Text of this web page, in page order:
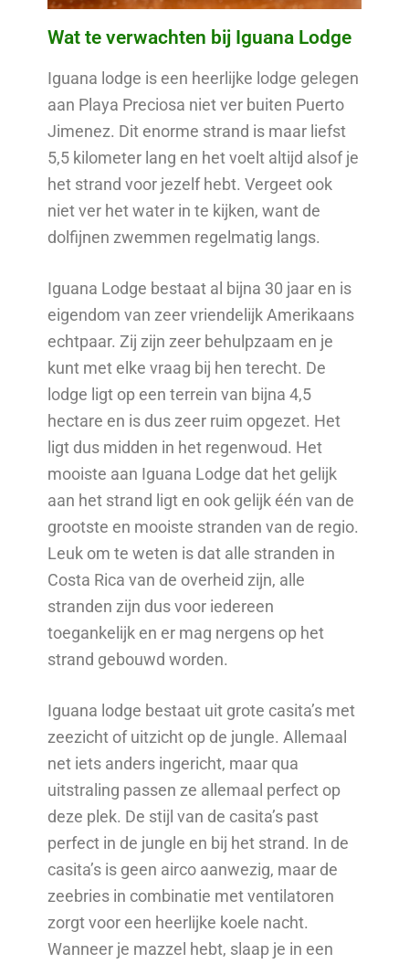
Wat te verwachten bij Iguana Lodge
Iguana lodge is een heerlijke lodge gelegen
aan Playa Preciosa niet ver buiten Puerto
Jimenez. Dit enorme strand is maar liefst
5,5 kilometer lang en het voelt altijd alsof je
het strand voor jezelf hebt. Vergeet ook
niet ver het water in te kijken, want de
dolfijnen zwemmen regelmatig langs.
Iguana Lodge bestaat al bijna 30 jaar en is
eigendom van zeer vriendelijk Amerikaans
echtpaar. Zij zijn zeer behulpzaam en je
kunt met elke vraag bij hen terecht. De
lodge ligt op een terrein van bijna 4,5
hectare en is dus zeer ruim opgezet. Het
ligt dus midden in het regenwoud. Het
mooiste aan Iguana Lodge dat het gelijk
aan het strand ligt en ook gelijk één van de
grootste en mooiste stranden van de regio.
Leuk om te weten is dat alle stranden in
Costa Rica van de overheid zijn, alle
stranden zijn dus voor iedereen
toegankelijk en er mag nergens op het
strand gebouwd worden.
Iguana lodge bestaat uit grote casita’s met
zeezicht of uitzicht op de jungle. Allemaal
net iets anders ingericht, maar qua
uitstraling passen ze allemaal perfect op
deze plek. De stijl van de casita’s past
perfect in de jungle en bij het strand. In de
casita’s is geen airco aanwezig, maar de
zeebries in combinatie met ventilatoren
zorgt voor een heerlijke koele nacht.
Wanneer je mazzel hebt, slaap je in een